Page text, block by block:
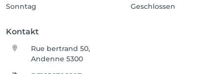
Sonntag
Geschlossen
Kontakt
Rue bertrand 50,
Andenne 5300